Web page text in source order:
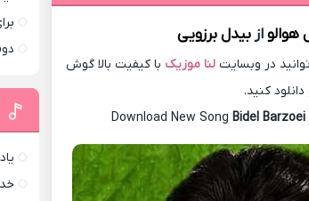
هوالوازبیدل برزویی
در وبسایتلنا موزیک با کیفیت بالا گوش
کنید.
Download New Song Bidel Barzoei